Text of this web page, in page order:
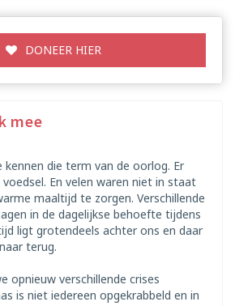
DONEER HIER
mee
kennen die term van de oorlog. Er
En velen waren niet in staat
maaltijd te zorgen. Verschillende
in de dagelijkse behoefte tijdens
ligt grotendeels achter ons en daar
terug.
opnieuw verschillende crises
is niet iedereen opgekrabbeld en in